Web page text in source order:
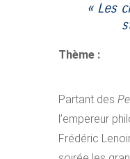
« Les
Thème :
Partant des
l’empereur
Frédéric